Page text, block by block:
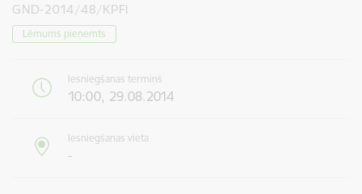
GND-2014/48/KPFI
Lēmums pieņemts
Iesniegšanas termiņš
10:00, 29.08.2014
Iesniegšanas vieta
-